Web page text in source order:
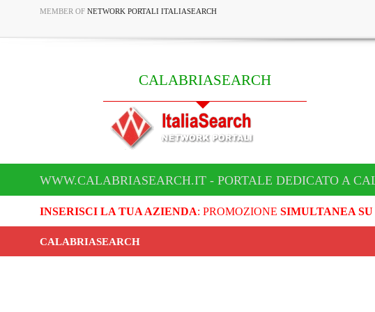
MEMBER OF NETWORK PORTALI ITALIASEARCH
CALABRIASEARCH
WWW.CALABRIASEARCH.IT - PORTALE DEDICATO A
INSERISCI LA TUA AZIENDA: PROMOZIONE SIMULTANEA
CALABRIASEARCH